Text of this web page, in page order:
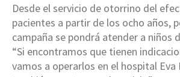
Desde el servicio de otorrino del
pacientes a partir de los ocho años,
campaña se pondrá atender a niños
“Si encontramos que tienen
vamos a operarlos en el hospital Eva